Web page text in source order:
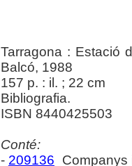
Tarragona : Estació
Balcó, 1988
157 p. : il. ; 22 cm
Bibliografia.
ISBN 8440425503
Conté:
- 209136 Companys